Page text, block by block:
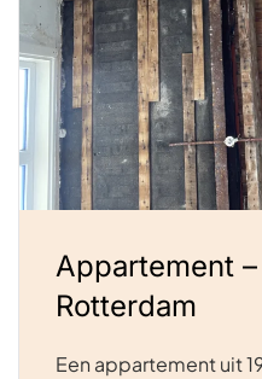
Appartement –
Rotterdam
Een appartement uit